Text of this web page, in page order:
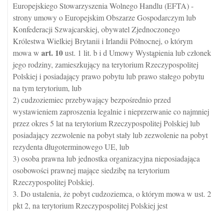
Europejskiego Stowarzyszenia Wolnego Handlu (EFTA) -
strony umowy o Europejskim Obszarze Gospodarczym lub
Konfederacji Szwajcarskiej, obywatel Zjednoczonego
Królestwa Wielkiej Brytanii i Irlandii Północnej, o którym
mowa w art. 10ust. 1 lit. b i d Umowy Wystąpienia lub członek
jego rodziny, zamieszkujący na terytorium Rzeczypospolitej
Polskiej i posiadający prawo pobytu lub prawo stałego pobytu
na tym terytorium, lub
2) cudzoziemiec przebywający bezpośrednio przed
wystawieniem zaproszenia legalnie i nieprzerwanie co najmniej
przez okres 5 lat na terytorium Rzeczypospolitej Polskiej lub
posiadający zezwolenie na pobyt stały lub zezwolenie na pobyt
rezydenta długoterminowego UE, lub
3) osoba prawna lub jednostka organizacyjna nieposiadająca
osobowości prawnej mające siedzibę na terytorium
Rzeczypospolitej Polskiej.
3. Do ustalenia, że pobyt cudzoziemca, o którym mowa w ust. 2
pkt 2, na terytorium Rzeczypospolitej Polskiej jest